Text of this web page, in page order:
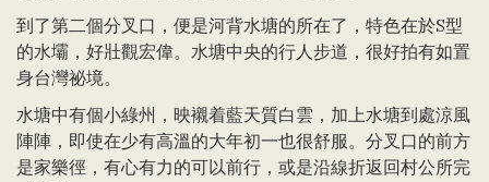
到了第二個分叉口，便是河背水塘的所在了，特色在於S型
的水壩，好壯觀宏偉。水塘中央的行人步道，很好拍有如置
身台灣祕境。
水塘中有個小綠州，映襯着藍天質白雲，加上水塘到處涼風
陣陣，即使在少有高溫的大年初一也很舒服。分叉口的前方
是家樂徑，有心有力的可以前行，或是沿線折返回村公所完